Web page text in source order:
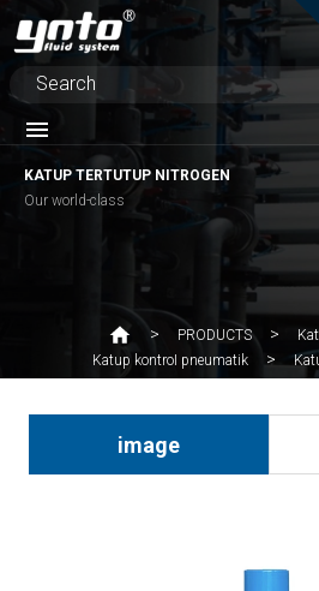
KATUP TERTUTUP NITROGEN
Our world-class
PRODUCTS
Katup kontroI pneumatik
image